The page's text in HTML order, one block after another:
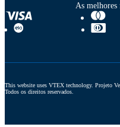
As melhores
This website uses VTEX technology. Projeto
Todos os direitos reservados.